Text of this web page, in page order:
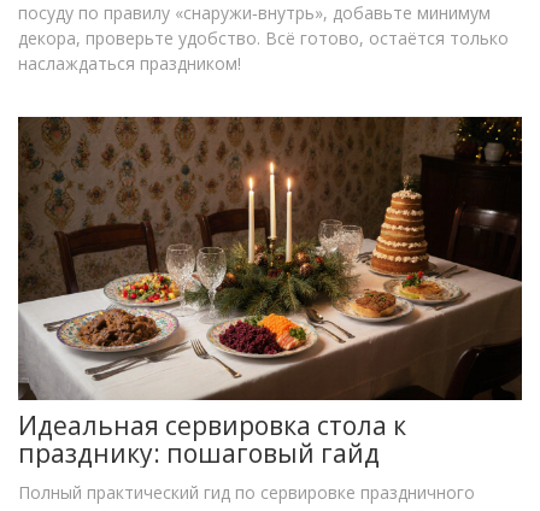
посуду по правилу «снаружи‑внутрь», добавьте минимум
декора, проверьте удобство. Всё готово, остаётся только
наслаждаться праздником!
Идеальная сервировка стола к
празднику: пошаговый гайд
Полный практический гид по сервировке праздничного